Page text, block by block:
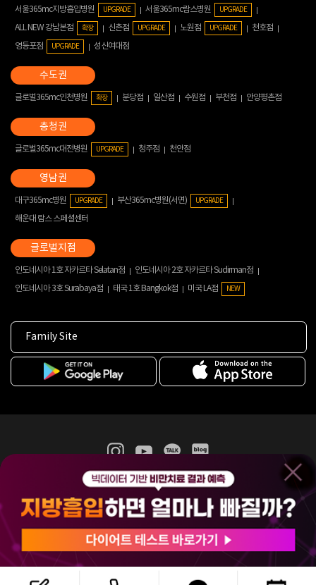
서울365mc지방흡입병원 UPGRADE 서울365mc람스병원 UPGRADE
ALL NEW 강남본점 확장 신촌점 UPGRADE 노원점 UPGRADE
천호점
영등포점
UPGRADE 성신여대점
글로벌365mc인천병원 확장 분당점 일산점 수원점 부천점 안양평촌점
글로벌365mc대전병원 UPGRADE 청주점 천안점
대구365mc병원 UPGRADE 부산365mc병원(서면) UPGRADE
해운대 람스 스페셜센터
인도네시아 1호 자카르타 Selatan점
인도네시아 2호 자카르타 Sudirman점
인도네시아 3호 Surabaya점
태국 1호 Bangkok점 미국 LA점 NEW
Family Site
365mc 병·의원 이용약관
홈페이지 이용약관
비급여진료수가
(주)365mcㅣ서울특별시 서초구 서초대로52길 7, 3~4층(서초동, 제일빌딩)
120-87-04354ㅣ김남철
COPYRIGHT(C) 2025 365mc. ALL RIGHTS RESERVED.